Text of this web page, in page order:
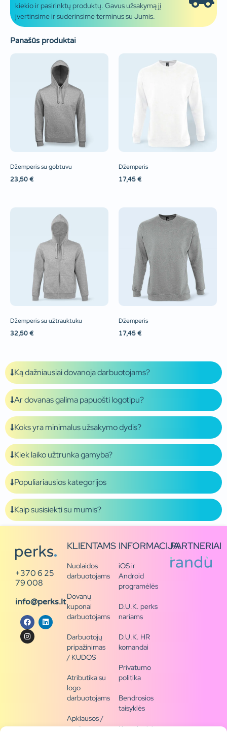
kiekio ir pasirinktų produktų. Gavus užsakymą jį
įvertinsime ir suderinsime terminus su Jumis.
Panašūs produktai
Džemperis su gobtuvu
23,50 €
Džemperis
17,45 €
Džemperis su užtrauktuku
32,50 €
Džemperis
17,45 €
Ką dažniausiai dovanoja darbuotojams?
Ar dovanas galima papuošti logotipu?
Koks yra minimalus užsakymo dydis?
Kiek laiko užtrunka gamyba?
Populiariausios kategorijos
Kaip susisiekti su mumis?
+370 6 25
79 008
info@perks.lt
KLIENTAMS
Nuolaidos
darbuotojams
Dovanų
kuponai
darbuotojams
Darbuotojų
pripažinimas
/ KUDOS
Atributika su
logo
darbuotojams
Apklausos /
naujienų
INFORMACIJA
iOS ir
Android
programėlės
D.U.K. perks
nariams
D.U.K. HR
komandai
Privatumo
politika
Bendrosios
taisyklės
Kontaktai /
PARTNERIAI